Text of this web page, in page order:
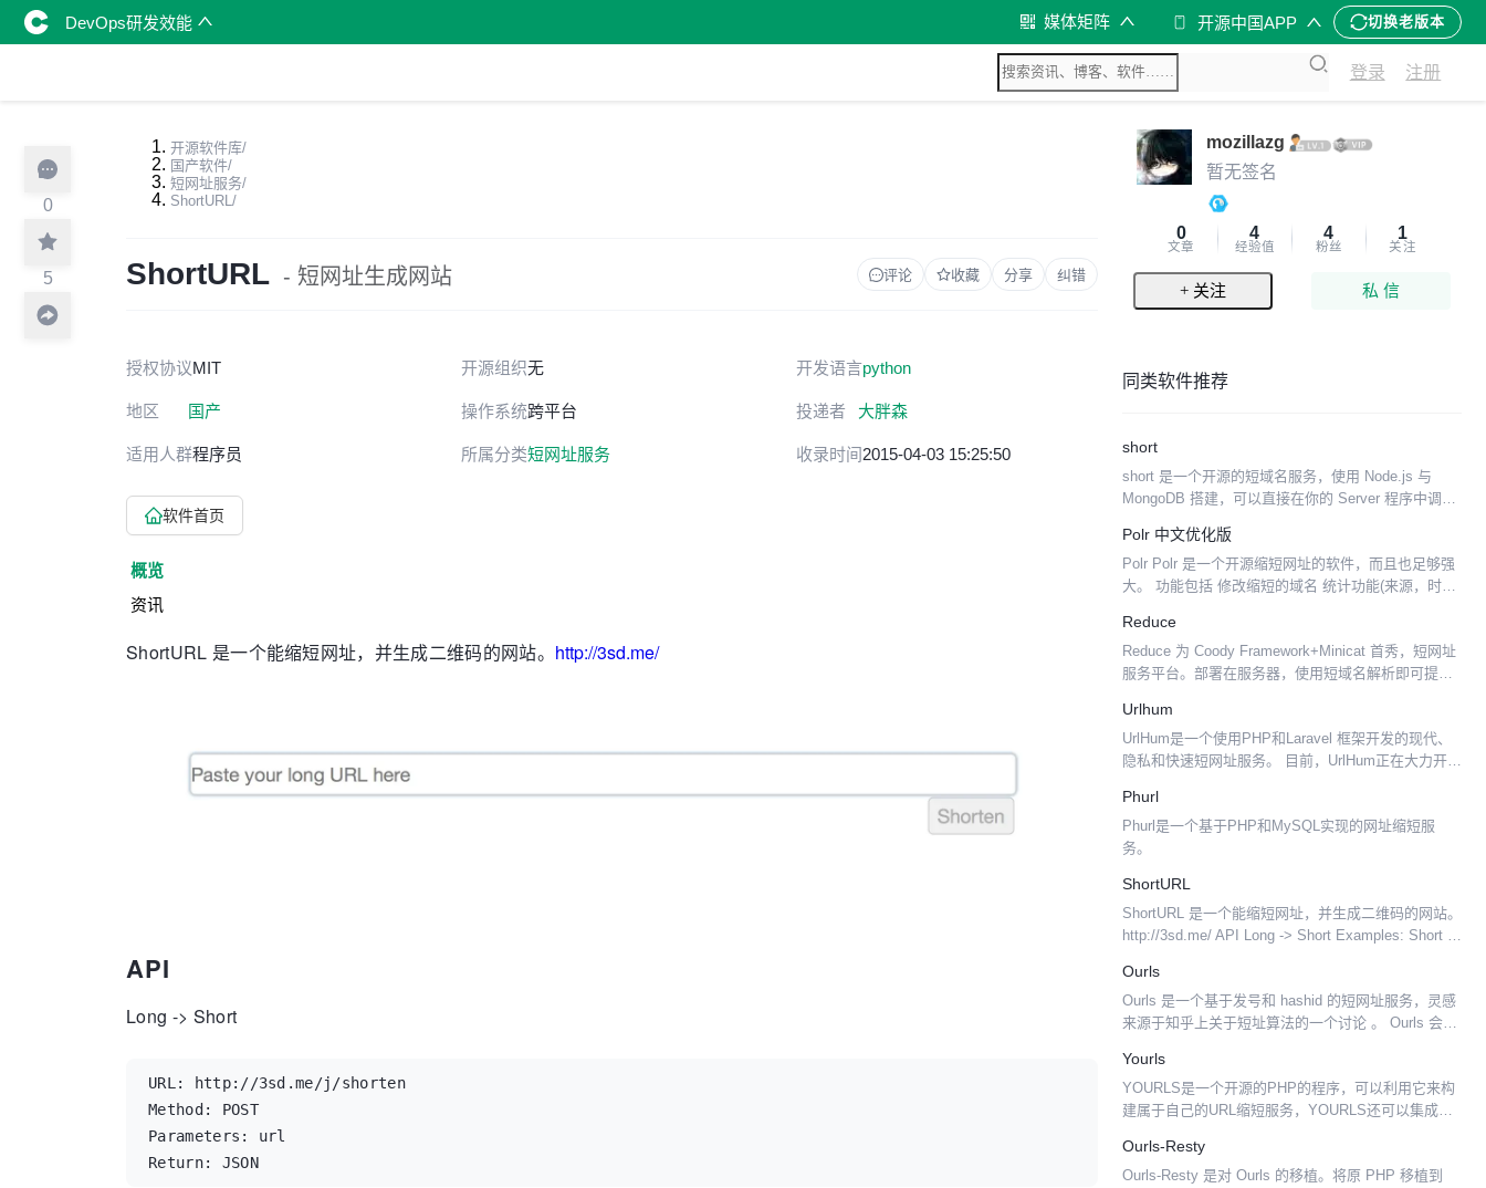
DevOps研发效能 媒体矩阵 开源中国APP 切换老版本
登录 注册
0
5
开源软件库/
国产软件/
短网址服务/
ShortURL/
ShortURL - 短网址生成网站 评论 收藏 分享 纠错
授权协议MIT 开源组织无 开发语言python
地区 国产 操作系统跨平台 投递者 大胖森
适用人群程序员 所属分类短网址服务 收录时间2015-04-03 15:25:50
软件首页
概览
资讯
ShortURL 是一个能缩短网址，并生成二维码的网站。 http://3sd.me/
API
Long -> Short
URL: http://3sd.me/j/shorten
Method: POST
Parameters: url
Return: JSON
mozillazg
暂无签名
0
文章
4
经验值
4
粉丝
1
关注
+ 关注 私 信
同类软件推荐
short
short 是一个开源的短域名服务，使用 Node.js 与
MongoDB 搭建，可以直接在你的 Server 程序中调
务启动...
Polr 中文优化版
Polr Polr 是一个开源缩短网址的软件，而且也足够强
大。 功能包括 修改缩短的域名 统计功能(来源，时间)
文化 时区&CDN获取IP （请...
Reduce
Reduce 为 Coody Framework+Minicat 首秀，短网址
服务平台。部署在服务器，使用短域名解析即可提供
常精简。 前端采用Ama...
Urlhum
UrlHum是一个使用PHP和Laravel 框架开发的现代、
隐私和快速短网址服务。 目前，UrlHum正在大力开发
面向隐私的高级选项，例如IP哈...
Phurl
Phurl是一个基于PHP和MySQL实现的网址缩短服
务。
ShortURL
ShortURL 是一个能缩短网址，并生成二维码的网站。
http://3sd.me/ API Long -> Short Examples: Short ->
Ourls
Ourls 是一个基于发号和 hashid 的短网址服务，灵感
来源于知乎上关于短址算法的一个讨论 。 Ourls 会根
存在则新增记录后对记录 i...
Yourls
YOURLS是一个开源的PHP的程序，可以利用它来构
建属于自己的URL缩短服务，YOURLS还可以集成到
开的（Public 任何人都可以用...
Ourls-Resty
Ourls-Resty 是对 Ourls 的移植。将原 PHP 移植到